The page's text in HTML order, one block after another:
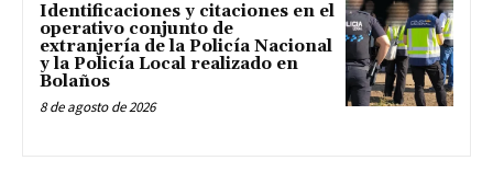
Identificaciones y citaciones en el
operativo conjunto de
extranjería de la Policía Nacional
y la Policía Local realizado en
Bolaños
8 de agosto de 2026